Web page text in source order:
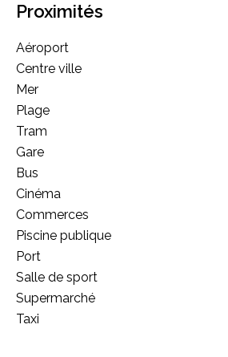
Proximités
Aéroport
Centre ville
Mer
Plage
Tram
Gare
Bus
Cinéma
Commerces
Piscine publique
Port
Salle de sport
Supermarché
Taxi